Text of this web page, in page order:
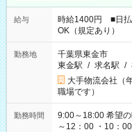
給与
時給1400円 ■日払
OK（規定あり）
勤務地
千葉県東金市
東金駅 / 求名駅 /
大手物流会社（
職場です）
勤務時間
9:00～18:00 希望の時間帯を選べます！ ＜シフト例＞ ・8：30
～12：00 ・10：